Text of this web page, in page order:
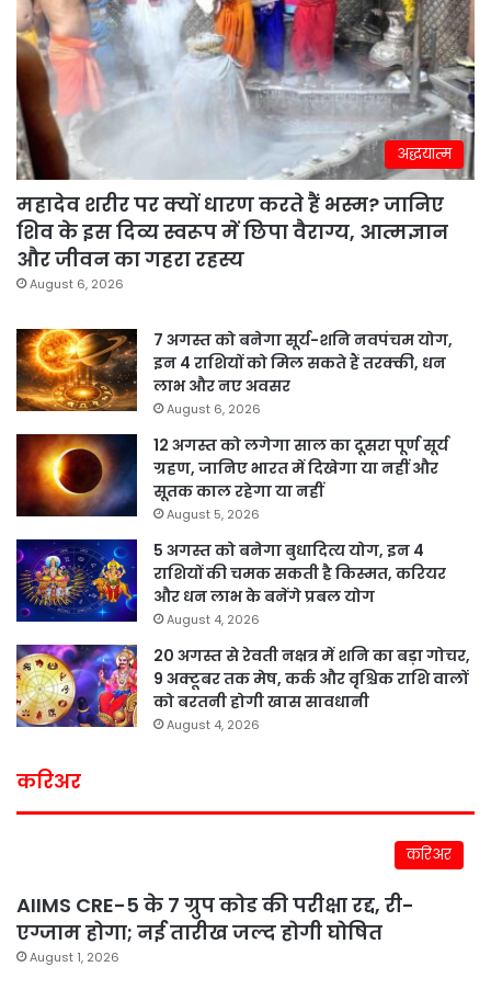
अद्धयात्म
महादेव शरीर पर क्यों धारण करते हैं भस्म? जानिए
शिव के इस दिव्य स्वरूप में छिपा वैराग्य, आत्मज्ञान
और जीवन का गहरा रहस्य
August 6, 2026
7 अगस्त को बनेगा सूर्य-शनि नवपंचम योग,
इन 4 राशियों को मिल सकते हैं तरक्की, धन
लाभ और नए अवसर
August 6, 2026
12 अगस्त को लगेगा साल का दूसरा पूर्ण सूर्य
ग्रहण, जानिए भारत में दिखेगा या नहीं और
सूतक काल रहेगा या नहीं
August 5, 2026
5 अगस्त को बनेगा बुधादित्य योग, इन 4
राशियों की चमक सकती है किस्मत, करियर
और धन लाभ के बनेंगे प्रबल योग
August 4, 2026
20 अगस्त से रेवती नक्षत्र में शनि का बड़ा गोचर,
9 अक्टूबर तक मेष, कर्क और वृश्चिक राशि वालों
को बरतनी होगी खास सावधानी
August 4, 2026
करिअर
करिअर
AIIMS CRE-5 के 7 ग्रुप कोड की परीक्षा रद्द, री-
एग्जाम होगा; नई तारीख जल्द होगी घोषित
August 1, 2026